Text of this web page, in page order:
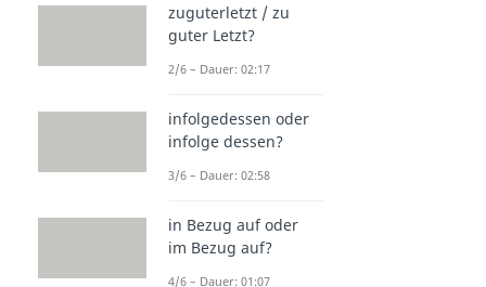
zuguterletzt / zu
guter Letzt?
2/6 – Dauer: 02:17
infolgedessen oder
infolge dessen?
3/6 – Dauer: 02:58
in Bezug auf oder
im Bezug auf?
4/6 – Dauer: 01:07